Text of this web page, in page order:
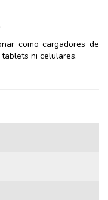
como cargadores de
ni celulares.